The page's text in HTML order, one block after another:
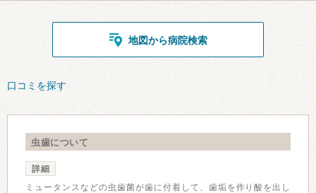
地図から病院検索
口コミを探す
虫歯について
詳細
ミュータンスなどの虫歯菌が歯に付着して、歯垢を作り酸を出し